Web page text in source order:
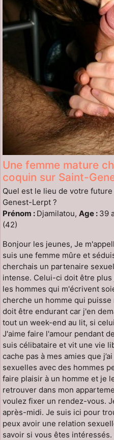
Une femme mature
coquin sur Saint-
Quel est le lieu de votre
Genest-Lerpt ?
Prénom : Djamilatou, Age : 39
(42)
Bonjour les jeunes, Je
suis une femme mûre et
cherchais un partenaire
intense. Celui-ci doit être
les hommes qui m'écrivent
cherche un homme qui
doit être endurant car j'en
tout un week-end au lit, si
J'aime faire l'amour pendant
suis célibataire et vit une vie
cache pas à mes amies que
sexuelles avec des hommes
faire plaisir à un homme et je
retrouver dans mon
voulez fixer un rendez-vous.
après-midi. Je suis ici pour
peux avoir une relation
savoir si vous êtes